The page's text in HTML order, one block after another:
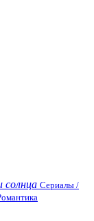
солнца Сериалы /